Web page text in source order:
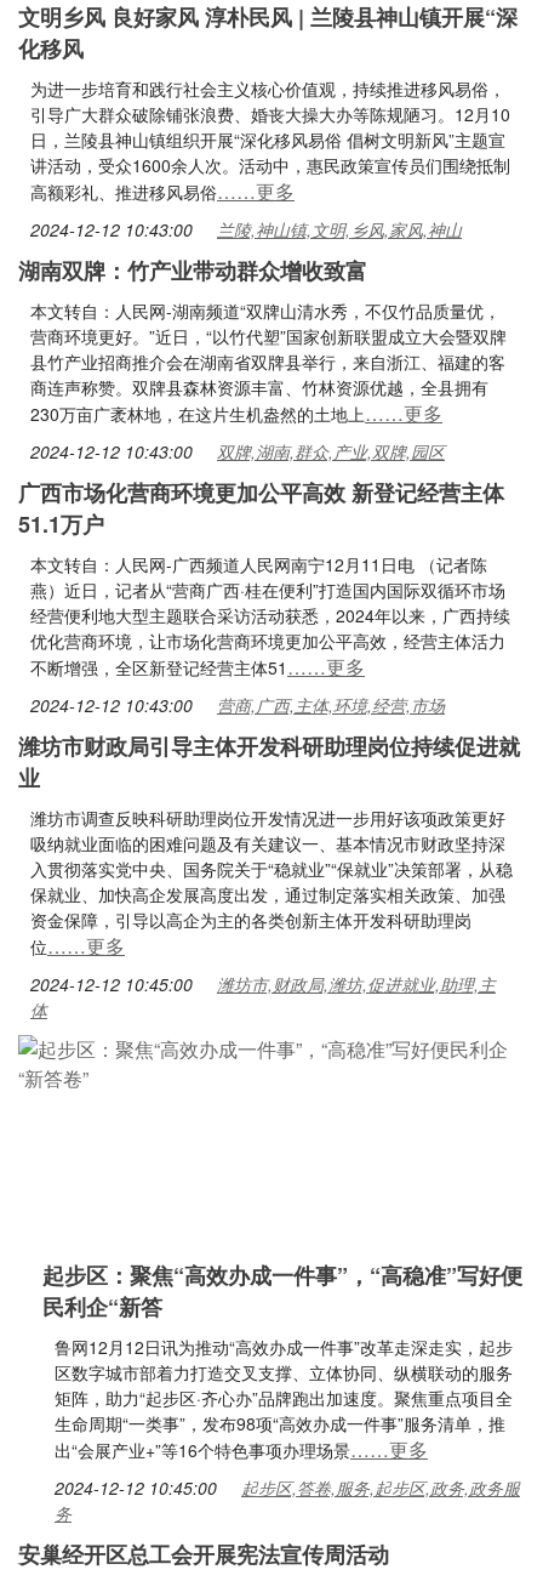
文明乡风 良好家风 淳朴民风 | 兰陵县神山镇开展“深
化移风
为进一步培育和践行社会主义核心价值观，持续推进移风易俗，
引导广大群众破除铺张浪费、婚丧大操大办等陈规陋习。12月10
日，兰陵县神山镇组织开展“深化移风易俗 倡树文明新风”主题宣
讲活动，受众1600余人次。活动中，惠民政策宣传员们围绕抵制
高额彩礼、推进移风易俗……更多
2024-12-12 10:43:00 兰陵,神山镇,文明,乡风,家风,神山
湖南双牌：竹产业带动群众增收致富
本文转自：人民网-湖南频道“双牌山清水秀，不仅竹品质量优，
营商环境更好。”近日，“以竹代塑”国家创新联盟成立大会暨双牌
县竹产业招商推介会在湖南省双牌县举行，来自浙江、福建的客
商连声称赞。双牌县森林资源丰富、竹林资源优越，全县拥有
230万亩广袤林地，在这片生机盎然的土地上……更多
2024-12-12 10:43:00 双牌,湖南,群众,产业,双牌,园区
广西市场化营商环境更加公平高效 新登记经营主体
51.1万户
本文转自：人民网-广西频道人民网南宁12月11日电 （记者陈
燕）近日，记者从“营商广西·桂在便利”打造国内国际双循环市场
经营便利地大型主题联合采访活动获悉，2024年以来，广西持续
优化营商环境，让市场化营商环境更加公平高效，经营主体活力
不断增强，全区新登记经营主体51 ……更多
2024-12-12 10:43:00 营商,广西,主体,环境,经营,市场
潍坊市财政局引导主体开发科研助理岗位持续促进就
业
潍坊市调查反映科研助理岗位开发情况进一步用好该项政策更好
吸纳就业面临的困难问题及有关建议一、基本情况市财政坚持深
入贯彻落实党中央、国务院关于“稳就业”“保就业”决策部署，从稳
保就业、加快高企发展高度出发，通过制定落实相关政策、加强
资金保障，引导以高企为主的各类创新主体开发科研助理岗
位……更多
2024-12-12 10:45:00
潍坊市,财政局,潍坊,促进就业,助理,主
体
起步区：聚焦“高效办成一件事”，“高稳准”写好便
民利企“新答
鲁网12月12日讯为推动“高效办成一件事”改革走深走实，起步
区数字城市部着力打造交叉支撑、立体协同、纵横联动的服务
矩阵，助力“起步区·齐心办”品牌跑出加速度。聚焦重点项目全
生命周期“一类事”，发布98项“高效办成一件事”服务清单，推
出“会展产业+”等16个特色事项办理场景……更多
2024-12-12 10:45:00
起步区,答卷,服务,起步区,政务,政务服
务
安巢经开区总工会开展宪法宣传周活动